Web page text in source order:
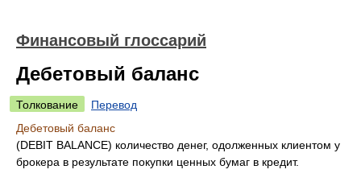
Финансовый глоссарий
Дебетовый баланс
Толкование
Перевод
Дебетовый баланс
(DEBIT BALANCE) количество денег, одолженных клиентом у
брокера в результате покупки ценных бумаг в кредит.